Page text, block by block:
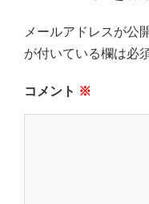
メールアドレスが公
が付いている欄は必
コメント ※